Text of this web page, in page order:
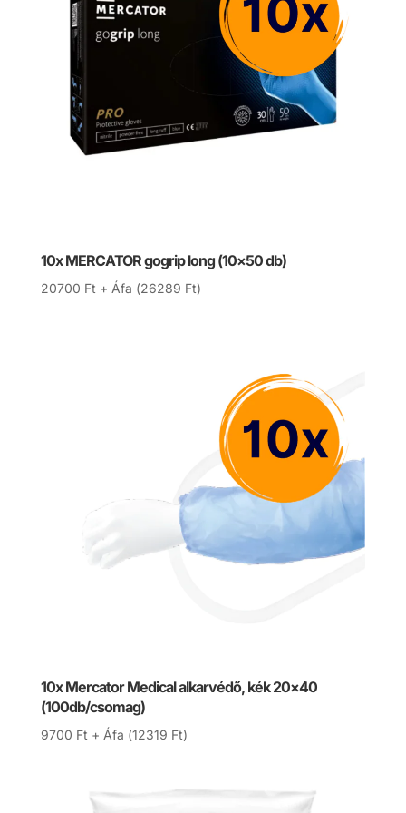
10x MERCATOR gogrip long (10×50 db)
20700 Ft + Áfa (26289 Ft)
10x Mercator Medical alkarvédő, kék 20×40
(100db/csomag)
9700 Ft + Áfa (12319 Ft)